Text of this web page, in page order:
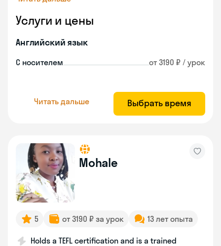
Услуги и цены
Английский язык
С носителем от 3190 ₽ / урок
Читать дальше Выбрать время
Mohale
5 от 3190 ₽ за урок 13 лет опыта
Holds a TEFL certification and is a trained